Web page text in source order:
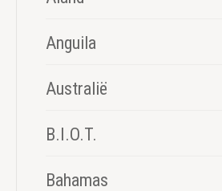
Anguila
Australië
B.I.O.T.
Bahamas